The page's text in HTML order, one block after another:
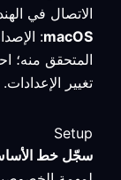
الاتصال في
macOS
المتحقق منه؛
تغيير الإعدادات.
Setup
سجّل خط الأساس